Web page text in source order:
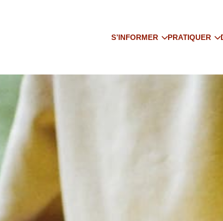
S’INFORMER
Les actualités
PRATIQUER
Trouver un